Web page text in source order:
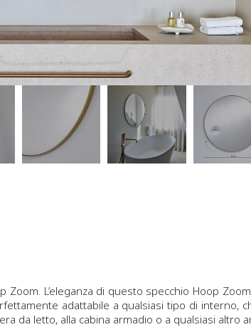
L’eleganza di questo specchio Hoop
adattabile a qualsiasi tipo di interno,
da letto, alla cabina armadio o a qualsiasi altro